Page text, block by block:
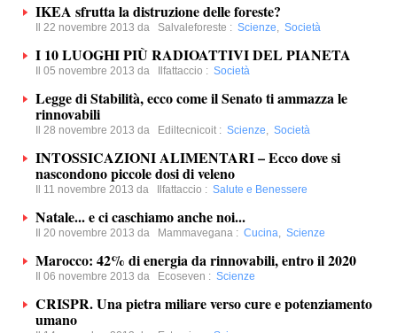
IKEA sfrutta la distruzione delle foreste?
Il 22 novembre 2013 da Salvaleforeste : Scienze, Società
I 10 LUOGHI PIÙ RADIOATTIVI DEL PIANETA
Il 05 novembre 2013 da Ilfattaccio : Società
Legge di Stabilità, ecco come il Senato ti ammazza le
rinnovabili
Il 28 novembre 2013 da Ediltecnicoit : Scienze, Società
INTOSSICAZIONI ALIMENTARI – Ecco dove si
nascondono piccole dosi di veleno
Il 11 novembre 2013 da Ilfattaccio : Salute e Benessere
Natale... e ci caschiamo anche noi...
Il 20 novembre 2013 da Mammavegana : Cucina, Scienze
Marocco: 42% di energia da rinnovabili, entro il 2020
Il 06 novembre 2013 da Ecoseven : Scienze
CRISPR. Una pietra miliare verso cure e potenziamento
umano